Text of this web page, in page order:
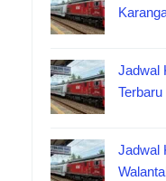
Jadwal
Jadwal